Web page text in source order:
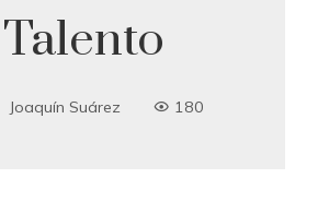
Talento
Joaquín Suárez 180